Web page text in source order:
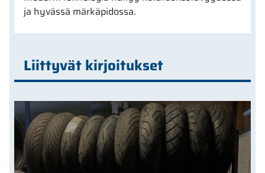
ja hyvässä märkäpidossa.
Liittyvät kirjoitukset